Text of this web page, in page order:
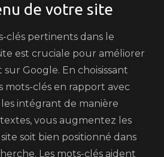
de votre site
clés pertinents dans le
est cruciale pour améliorer
Google. En choisissant
mots-clés en rapport avec
intégrant de manière
vous augmentez les
soit bien positionné dans
Les mots-clés aident